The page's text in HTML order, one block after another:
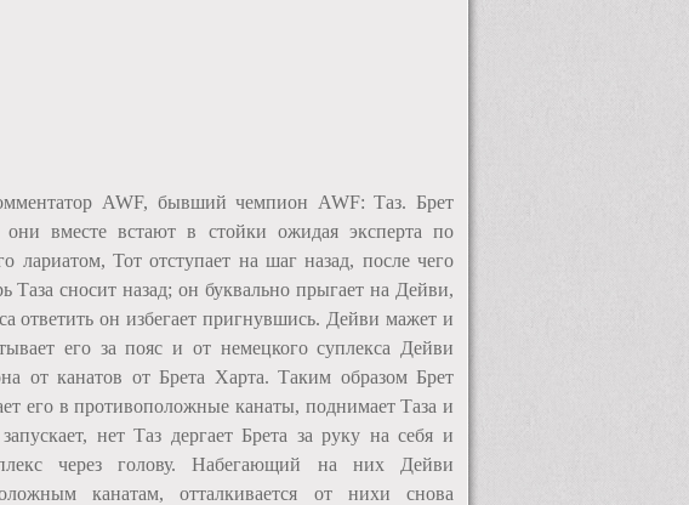
AWF, бывший чемпион AWF: Таз. Брет
вместе встают в стойки ожидая эксперта по
Тот отступает на шаг назад, после чего
Таза сносит назад; он буквально прыгает на Дейви,
ответить он избегает пригнувшись. Дейви мажет и
его за пояс и от немецкого суплекса Дейви
от канатов от Брета Харта. Таким образом Брет
его в противоположные канаты, поднимает Таза и
нет Таз дергает Брета за руку на себя и
через голову. Набегающий на них Дейви
канатам, отталкивается от нихи снова